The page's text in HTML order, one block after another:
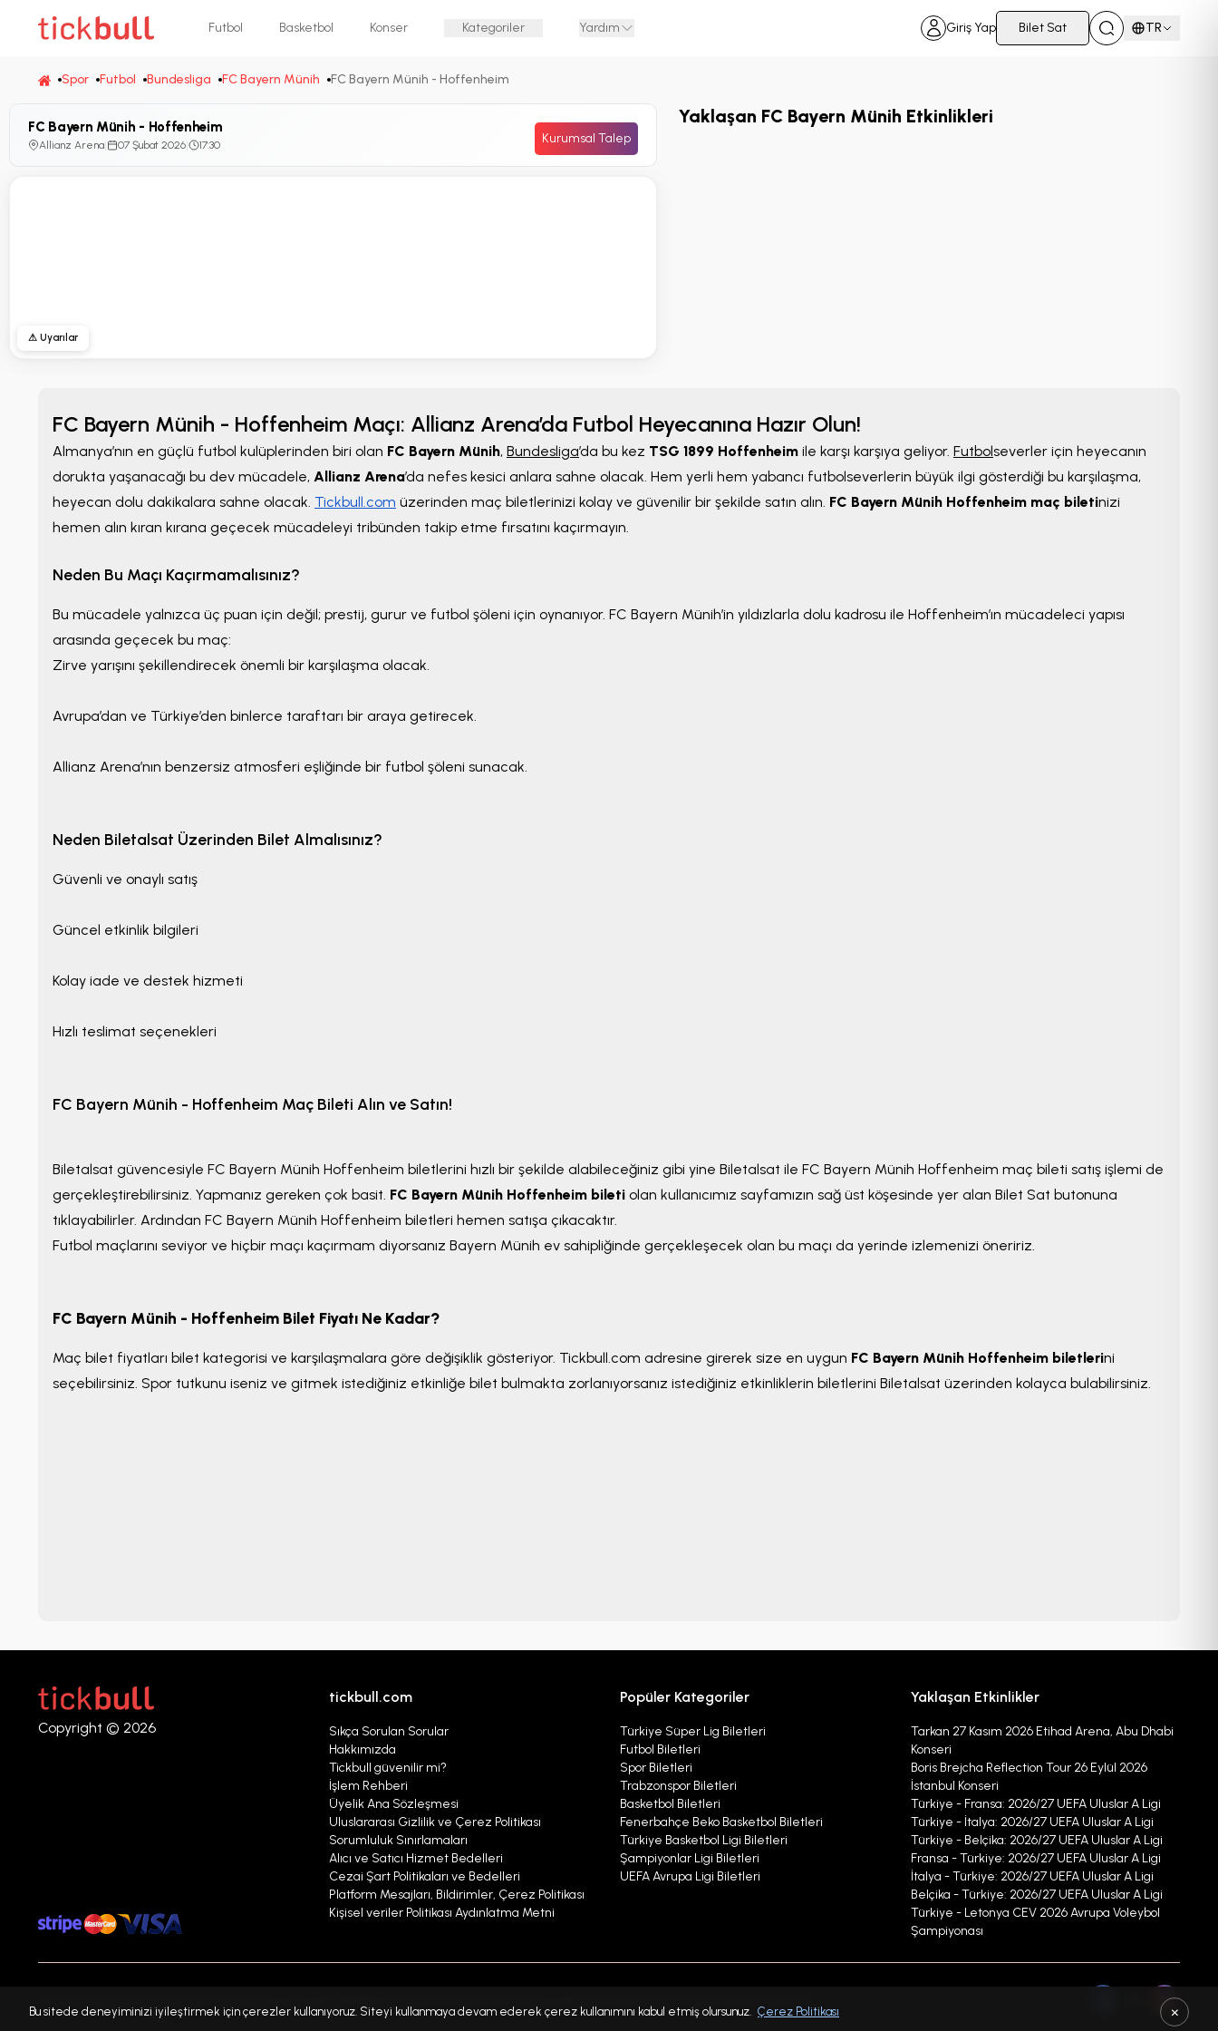
Futbol Basketbol Konser Kategoriler Yardım Giriş Yap Bilet Sat TR
Spor Futbol Bundesliga FC Bayern Münih FC Bayern Münih - Hoffenheim
FC Bayern Münih - Hoffenheim
Allianz Arena| 07 Şubat 2026| 17:30 Kurumsal Talep
111
217
311
312
314
⚠ Uyarılar
Yaklaşan FC Bayern Münih Etkinlikleri
FC Bayern Münih - Hoffenheim Maçı: Allianz Arena’da Futbol Heyecanına Hazır Olun!
Almanya’nın en güçlü futbol kulüplerinden biri olan FC Bayern Münih, Bundesliga’da bu kez TSG 1899 Hoffenheim ile karşı karşıya geliyor. Futbolseverler için heyecanın
dorukta yaşanacağı bu dev mücadele, Allianz Arena’da nefes kesici anlara sahne olacak. Hem yerli hem yabancı futbolseverlerin büyük ilgi gösterdiği bu karşılaşma,
heyecan dolu dakikalara sahne olacak. Tickbull.com üzerinden maç biletlerinizi kolay ve güvenilir bir şekilde satın alın. FC Bayern Münih Hoffenheim maç biletinizi
hemen alın kıran kırana geçecek mücadeleyi tribünden takip etme fırsatını kaçırmayın.
Neden Bu Maçı Kaçırmamalısınız?
Bu mücadele yalnızca üç puan için değil; prestij, gurur ve futbol şöleni için oynanıyor. FC Bayern Münih’in yıldızlarla dolu kadrosu ile Hoffenheim’ın mücadeleci yapısı
arasında geçecek bu maç:
Zirve yarışını şekillendirecek önemli bir karşılaşma olacak.
Avrupa’dan ve Türkiye’den binlerce taraftarı bir araya getirecek.
Allianz Arena’nın benzersiz atmosferi eşliğinde bir futbol şöleni sunacak.
Neden Biletalsat Üzerinden Bilet Almalısınız?
Güvenli ve onaylı satış
Güncel etkinlik bilgileri
Kolay iade ve destek hizmeti
Hızlı teslimat seçenekleri
FC Bayern Münih - Hoffenheim Maç Bileti Alın ve Satın!
Biletalsat güvencesiyle FC Bayern Münih Hoffenheim biletlerini hızlı bir şekilde alabileceğiniz gibi yine Biletalsat ile FC Bayern Münih Hoffenheim maç bileti satış işlemi de
gerçekleştirebilirsiniz. Yapmanız gereken çok basit. FC Bayern Münih Hoffenheim bileti olan kullanıcımız sayfamızın sağ üst köşesinde yer alan Bilet Sat butonuna
tıklayabilirler. Ardından FC Bayern Münih Hoffenheim biletleri hemen satışa çıkacaktır.
Futbol maçlarını seviyor ve hiçbir maçı kaçırmam diyorsanız Bayern Münih ev sahipliğinde gerçekleşecek olan bu maçı da yerinde izlemenizi öneririz.
FC Bayern Münih - Hoffenheim Bilet Fiyatı Ne Kadar?
Maç bilet fiyatları bilet kategorisi ve karşılaşmalara göre değişiklik gösteriyor. Tickbull.com adresine girerek size en uygun FC Bayern Münih Hoffenheim biletlerini
seçebilirsiniz. Spor tutkunu iseniz ve gitmek istediğiniz etkinliğe bilet bulmakta zorlanıyorsanız istediğiniz etkinliklerin biletlerini Biletalsat üzerinden kolayca bulabilirsiniz.
Copyright © 2026
tickbull.com
Sıkça Sorulan Sorular
Hakkımızda
Tickbull güvenilir mi?
İşlem Rehberi
Üyelik Ana Sözleşmesi
Uluslararası Gizlilik ve Çerez Politikası
Sorumluluk Sınırlamaları
Alıcı ve Satıcı Hizmet Bedelleri
Cezai Şart Politikaları ve Bedelleri
Platform Mesajları, Bildirimler, Çerez Politikası
Kişisel veriler Politikası Aydınlatma Metni
Popüler Kategoriler
Türkiye Süper Lig Biletleri
Futbol Biletleri
Spor Biletleri
Trabzonspor Biletleri
Basketbol Biletleri
Fenerbahçe Beko Basketbol Biletleri
Türkiye Basketbol Ligi Biletleri
Şampiyonlar Ligi Biletleri
UEFA Avrupa Ligi Biletleri
Yaklaşan Etkinlikler
Tarkan 27 Kasım 2026 Etihad Arena, Abu Dhabi
Konseri
Boris Brejcha Reflection Tour 26 Eylül 2026
İstanbul Konseri
Türkiye - Fransa: 2026/27 UEFA Uluslar A Ligi
Türkiye - İtalya: 2026/27 UEFA Uluslar A Ligi
Türkiye - Belçika: 2026/27 UEFA Uluslar A Ligi
Fransa - Türkiye: 2026/27 UEFA Uluslar A Ligi
İtalya - Türkiye: 2026/27 UEFA Uluslar A Ligi
Belçika - Türkiye: 2026/27 UEFA Uluslar A Ligi
Türkiye - Letonya CEV 2026 Avrupa Voleybol
Şampiyonası
Bu sitede deneyiminizi iyileştirmek için çerezler kullanıyoruz. Siteyi kullanmaya devam ederek çerez kullanımını kabul etmiş olursunuz. Çerez Politikası ×